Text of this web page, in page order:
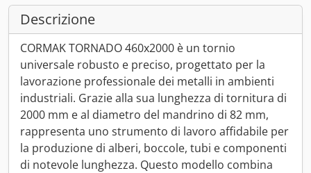
Descrizione
CORMAK TORNADO 460x2000 è un tornio
universale robusto e preciso, progettato per la
lavorazione professionale dei metalli in ambienti
industriali. Grazie alla sua lunghezza di tornitura di
2000 mm e al diametro del mandrino di 82 mm,
rappresenta uno strumento di lavoro affidabile per
la produzione di alberi, boccole, tubi e componenti
di notevole lunghezza. Questo modello combina